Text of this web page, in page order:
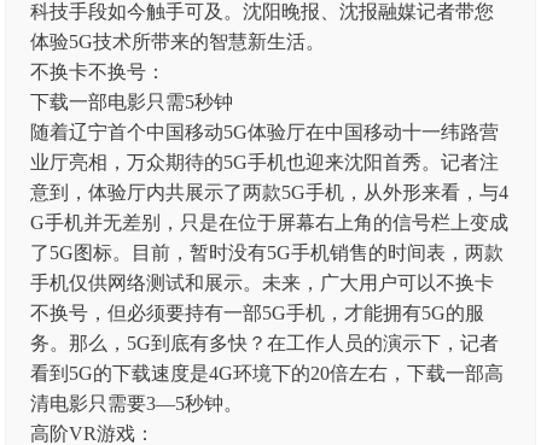
科技手段如今触手可及。沈阳晚报、沈报融媒记者带您
体验5G技术所带来的智慧新生活。
不换卡不换号：
下载一部电影只需5秒钟
随着辽宁首个中国移动5G体验厅在中国移动十一纬路营
业厅亮相，万众期待的5G手机也迎来沈阳首秀。记者注
意到，体验厅内共展示了两款5G手机，从外形来看，与4
G手机并无差别，只是在位于屏幕右上角的信号栏上变成
了5G图标。目前，暂时没有5G手机销售的时间表，两款
手机仅供网络测试和展示。未来，广大用户可以不换卡
不换号，但必须要持有一部5G手机，才能拥有5G的服
务。那么，5G到底有多快？在工作人员的演示下，记者
看到5G的下载速度是4G环境下的20倍左右，下载一部高
清电影只需要3—5秒钟。
高阶VR游戏：